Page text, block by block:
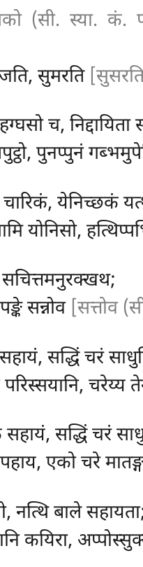
(सी. स्या. कं.
सुमरति
च, निद्दायिता
पुनप्पुनं
चारिकं, येनिच्छकं
योनिसो,
सचित्तमनुरक्खथ;
सन्नोव [सत्तोव
सद्धिं चरं
चरेय्य
सद्धिं चरं
पहाय, एको चरे
नत्थि बाले
कयिरा,